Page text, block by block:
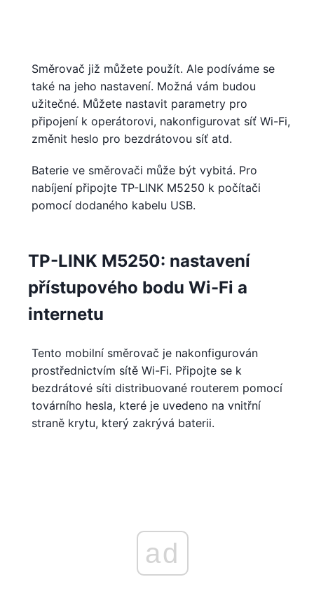
Směrovač již můžete použít. Ale podíváme se
také na jeho nastavení. Možná vám budou
užitečné. Můžete nastavit parametry pro
připojení k operátorovi, nakonfigurovat síť Wi-Fi,
změnit heslo pro bezdrátovou síť atd.
Baterie ve směrovači může být vybitá. Pro
nabíjení připojte TP-LINK M5250 k počítači
pomocí dodaného kabelu USB.
TP-LINK M5250: nastavení
přístupového bodu Wi-Fi a
internetu
Tento mobilní směrovač je nakonfigurován
prostřednictvím sítě Wi-Fi. Připojte se k
bezdrátové síti distribuované routerem pomocí
továrního hesla, které je uvedeno na vnitřní
straně krytu, který zakrývá baterii.
ad